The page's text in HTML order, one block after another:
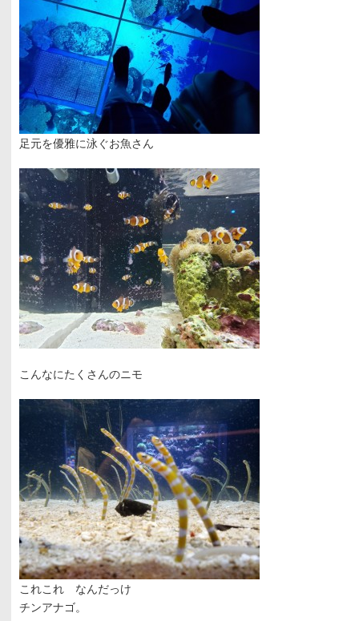
足元を優雅に泳ぐお魚さん
こんなにたくさんのニモ
これこれ なんだっけ
チンアナゴ。